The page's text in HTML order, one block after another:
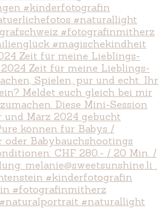
Zeit für meine Lieblings-